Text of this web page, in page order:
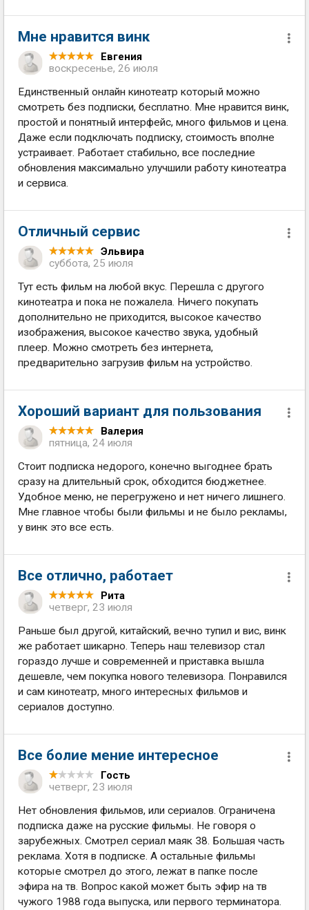
Мне нравится винк
Евгения
воскресенье, 26 июля
Единственный онлайн кинотеатр который можно
смотреть без подписки, бесплатно. Мне нравится винк,
простой и понятный интерфейс, много фильмов и цена.
Даже если подключать подписку, стоимость вполне
устраивает. Работает стабильно, все последние
обновления максимально улучшили работу кинотеатра
и сервиса.
Отличный сервис
Эльвира
суббота, 25 июля
Тут есть фильм на любой вкус. Перешла с другого
кинотеатра и пока не пожалела. Ничего покупать
дополнительно не приходится, высокое качество
изображения, высокое качество звука, удобный
плеер. Можно смотреть без интернета,
предварительно загрузив фильм на устройство.
Хороший вариант для пользования
Валерия
пятница, 24 июля
Стоит подписка недорого, конечно выгоднее брать
сразу на длительный срок, обходится бюджетнее.
Удобное меню, не перегружено и нет ничего лишнего.
Мне главное чтобы были фильмы и не было рекламы,
у винк это все есть.
Все отлично, работает
Рита
четверг, 23 июля
Раньше был другой, китайский, вечно тупил и вис, винк
же работает шикарно. Теперь наш телевизор стал
гораздо лучше и современней и приставка вышла
дешевле, чем покупка нового телевизора. Понравился
и сам кинотеатр, много интересных фильмов и
сериалов доступно.
Все болие мение интересное
Гость
четверг, 23 июля
Нет обновления фильмов, или сериалов. Ограничена
подписка даже на русские фильмы. Не говоря о
зарубежных. Смотрел сериал маяк 38. Большая часть
реклама. Хотя в подписке. А остальные фильмы
которые смотрел до этого, лежат в папке после
эфира на тв. Вопрос какой может быть эфир на тв
чужого 1988 года выпуска, или первого терминатора.